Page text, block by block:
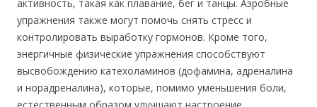
активность, такая как плавание, бег и танцы. Аэробные
упражнения также могут помочь снять стресс и
контролировать выработку гормонов. Кроме того,
энергичные физические упражнения способствуют
высвобождению катехоламинов (дофамина, адреналина
и норадреналина), которые, помимо уменьшения боли,